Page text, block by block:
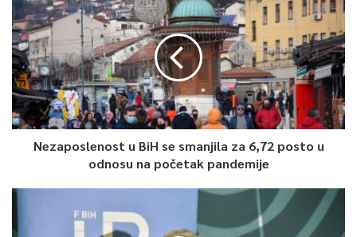
Nezaposlenost u BiH se smanjila za 6,72 posto u
odnosu na početak pandemije